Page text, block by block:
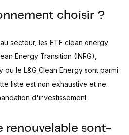
choisir ?
secteur, les ETF clean energy
Energy Transition (INRG),
ou le L&G Clean Energy sont parmi
liste est non exhaustive et ne
d'investissement.
renouvelable sont-